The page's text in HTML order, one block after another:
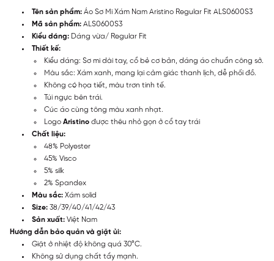
Tên sản phẩm: Áo Sơ Mi Xám Nam Aristino Regular Fit ALS0600S3
Mã sản phẩm: ALS0600S3
Kiểu dáng: Dáng vừa/ Regular Fit
Thiết kế:
Kiểu dáng: Sơ mi dài tay, cổ bẻ cơ bản, dáng áo chuẩn công sở.
Màu sắc: Xám xanh, mang lại cảm giác thanh lịch, dễ phối đồ.
Không có họa tiết, màu trơn tinh tế.
Túi ngực bên trái.
Cúc áo cùng tông màu xanh nhạt.
Logo Aristino được thêu nhỏ gọn ở cổ tay trái
Chất liệu:
48% Polyester
45% Visco
5% silk
2% Spandex
Màu sắc: Xám solid
Size: 38/39/40/41/42/43
Sản xuất: Việt Nam
Hướng dẫn bảo quản và giặt ủi:
Giặt ở nhiệt độ không quá 30°C.
Không sử dụng chất tẩy mạnh.